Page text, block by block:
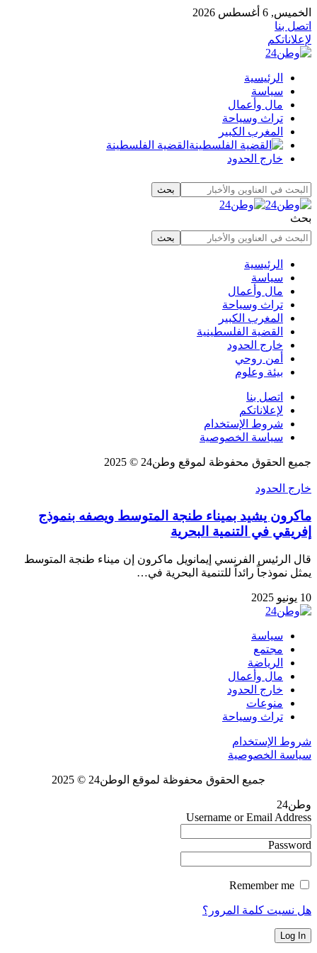
الخميس, 6 أغسطس 2026
اتصل بنا
لإعلاناتكم
الرئيسية
سياسة
مال وأعمال
تراث وسياحة
المغرب الكبير
القضية الفلسطينة
خارج الحدود
بحث
الرئيسية
سياسة
مال وأعمال
تراث وسياحة
المغرب الكبير
القضية الفلسطينية
خارج الحدود
أمن روحي
بيئة وعلوم
اتصل بنا
لإعلاناتكم
شروط الإستخدام
سياسة الخصوصية
جميع الحقوق محفوظة لموقع وطن24 © 2025
خارج الحدود
ماكرون يشيد بميناء طنجة المتوسط ويصفه بنموذج
إفريقي في التنمية البحرية
قال الرئيس الفرنسي إيمانويل ماكرون إن ميناء طنجة المتوسط
يمثل نموذجاً رائداً للتنمية البحرية في…
10 يونيو 2025
سياسة
مجتمع
الرياضة
مال وأعمال
خارج الحدود
منوعات
تراث وسياحة
شروط الإستخدام
سياسة الخصوصية
جميع الحقوق محفوظة لموقع الوطن24 © 2025
وطن24
Username or Email Address
Password
هل نسيت كلمة المرور؟